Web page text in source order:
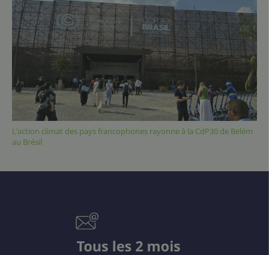
L’action climat des pays francophones rayonne à la CdP30 de Belém
au Brésil